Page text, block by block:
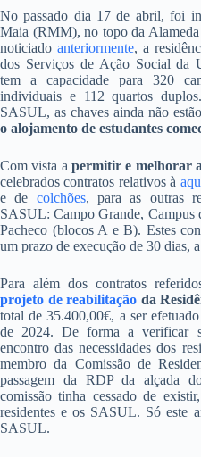
No passado dia 17 de abril, foi
Maia (RMM), no topo da
noticiadoanteriormente, a
dos Serviços de Ação Social da
tem a capacidade para 320
individuais e 112 quartos
SASUL, as chaves ainda não
o alojamento de estudantes
Com vista a permitir e melhorar
celebrados contratos relativos à
e de colchões, para as outras
SASUL: Campo Grande, Campus
Pacheco (blocos A e B). Estes
um prazo de execução de 30 dias,
Para além dos contratos
projeto de reabilitação da
total de 35.400,00€, a ser
de 2024. De forma a verificar
encontro das necessidades dos
membro da Comissão de
passagem da RDP da alçada
comissão tinha cessado de
residentes e os SASUL. Só este
SASUL.